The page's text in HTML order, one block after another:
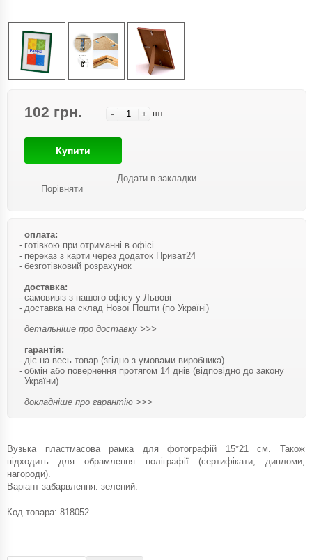
102 грн. - + шт
Купити
Порівняти
Додати в закладки
оплата:
готівкою при отриманні в офісі
переказ з карти через додаток Приват24
безготівковий розрахунок
доставка:
самовивіз з нашого офісу у Львові
доставка на склад Нової Пошти (по Україні)
детальніше про доставку >>>
гарантія:
діє на весь товар (згідно з умовами виробника)
обмін або повернення протягом 14 днів (відповідно до закону
України)
докладніше про гарантію >>>
Вузька пластмасова рамка для фотографій 15*21 см. Також
підходить для обрамлення поліграфії (сертифікати, дипломи,
нагороди).
Варіант забарвлення: зелений.
Код товара: 818052